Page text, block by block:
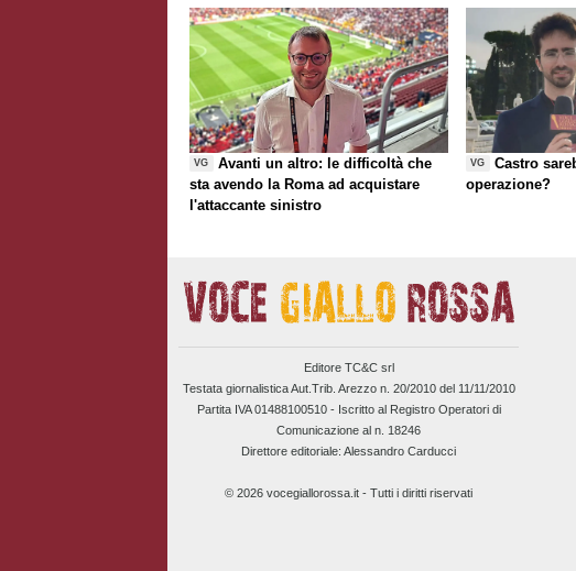
VG
Avanti un altro: le difficoltà che
sta avendo la Roma ad acquistare
l'attaccante sinistro
VG
Castro
operazione?
Editore TC&C srl
Testata giornalistica Aut.Trib. Arezzo n. 20/2010 del 11/11/2010
Partita IVA 01488100510 - Iscritto al Registro Operatori di
Comunicazione al n. 18246
Direttore editoriale: Alessandro Carducci
© 2026 vocegiallorossa.it - Tutti i diritti riservati